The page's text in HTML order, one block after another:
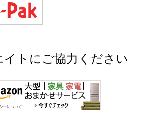
イトにご協力ください